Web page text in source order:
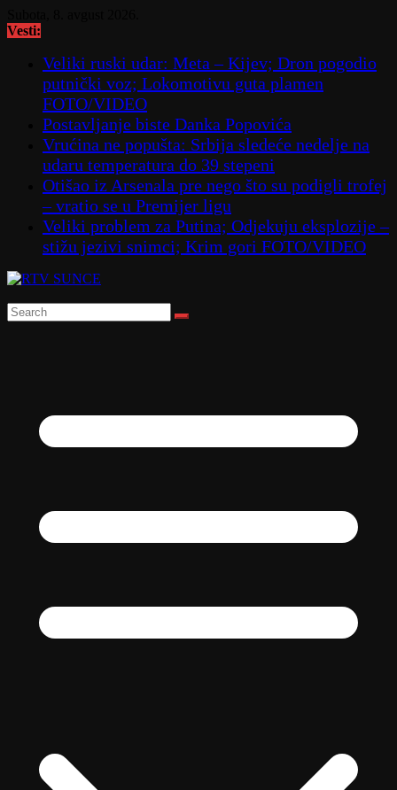
to
Vesti:
Veliki ruski udar: Meta – Kijev; Dron pogodio
putnički voz; Lokomotivu guta plamen
FOTO/VIDEO
Postavljanje biste Danka Popovića
Vrućina ne popušta: Srbija sledeće nedelje na
udaru temperatura do 39 stepeni
Otišao iz Arsenala pre nego što su podigli trofej
– vratio se u Premijer ligu
Veliki problem za Putina; Odjekuju eksplozije –
stižu jezivi snimci; Krim gori FOTO/VIDEO